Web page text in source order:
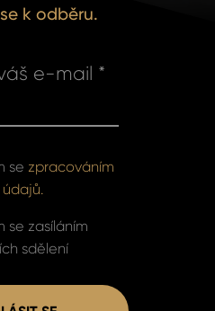
k odběru.
e-mail *
se zpracováním
se zasíláním
sdělení